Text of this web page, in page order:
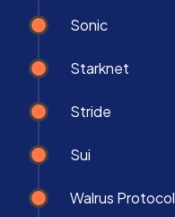
Sonic
Starknet
Stride
Sui
Walrus Protocol